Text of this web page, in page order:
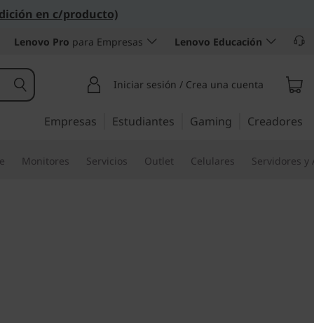
en c/producto)
Lenovo Pro para Empresas Lenovo Educación
Iniciar sesión / Crea una cuenta
Empresas Estudiantes Gaming Creadores
Monitores Servicios Outlet Celulares Servidores y